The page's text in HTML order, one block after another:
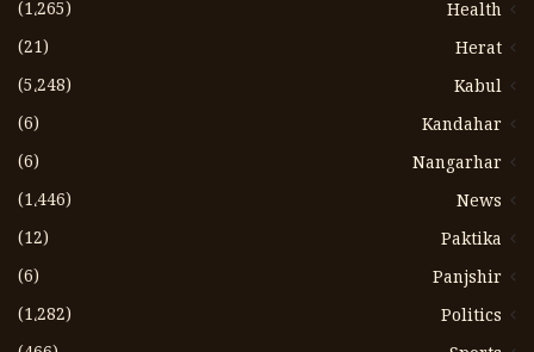
Health
(1،265)
Herat
(21)
Kabul
(5،248)
Kandahar
(6)
Nangarhar
(6)
News
(1،446)
Paktika
(12)
Panjshir
(6)
Politics
(1،282)